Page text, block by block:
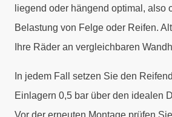
liegend oder hängend optimal, also
Belastung von Felge oder Reifen.
Ihre Räder an vergleichbaren
In jedem Fall setzen Sie den
Einlagern 0,5 bar über den idealen